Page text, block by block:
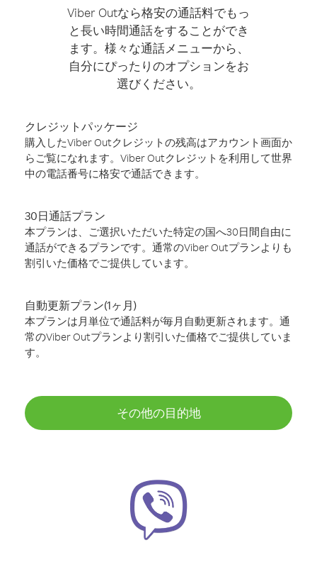
Viber Outなら格安の通話料でもっ
と長い時間通話をすることができ
ます。様々な通話メニューから、
自分にぴったりのオプションをお
選びください。
クレジットパッケージ
購入したViber Outクレジットの残高はアカウント画面か
らご覧になれます。Viber Outクレジットを利用して世界
中の電話番号に格安で通話できます。
30日通話プラン
本プランは、ご選択いただいた特定の国へ30日間自由に
通話ができるプランです。通常のViber Outプランよりも
割引いた価格でご提供しています。
自動更新プラン(1ヶ月)
本プランは月単位で通話料が毎月自動更新されます。通
常のViber Outプランより割引いた価格でご提供していま
す。
その他の目的地